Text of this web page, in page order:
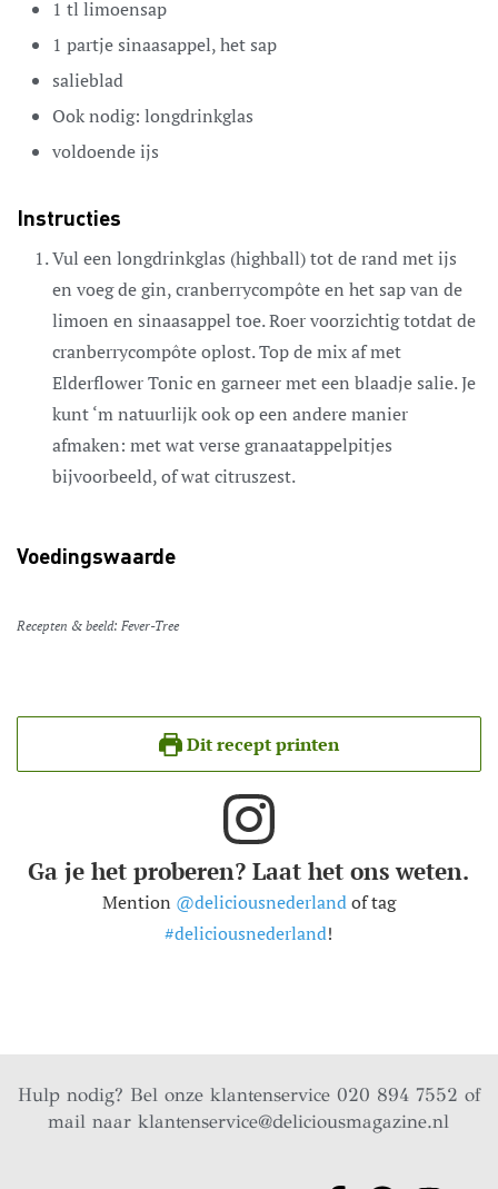
1 tl limoensap
1 partjesinaasappel,het sap
salieblad
Ook nodig: longdrinkglas
voldoende ijs
Instructies
Vul een longdrinkglas (highball) tot de rand met ijs
en voeg de gin, cranberrycompôte en het sap van de
limoen en sinaasappel toe. Roer voorzichtig totdat de
cranberrycompôte oplost. Top de mix af met
Elderflower Tonic en garneer met een blaadje salie. Je
kunt ‘m natuurlijk ook op een andere manier
afmaken: met wat verse granaatappelpitjes
bijvoorbeeld, of wat citruszest.
Voedingswaarde
Recepten & beeld: Fever-Tree
Dit recept printen
Ga je het proberen? Laat het ons weten.
Mention @deliciousnederlandof tag
#deliciousnederland!
Hulp nodig? Bel onze klantenservice 020 894 7552 of
mail naarklantenservice@deliciousmagazine.nl